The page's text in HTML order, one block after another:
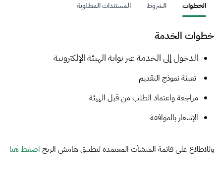
الخطوات الشروط المستندات المطلوبة
خطوات الخدمة
​​​​​​​​​​​​​​​​​الدخول إلى الخدمة عبر بوابة الهيئة الإلكترونية
تعبئة نموذج التقديم
مراجعة واعتماد الطلب من قبل الهيئة
الإشعار بالموافقة
وللاطلاع على قائمة المنشآت المعتمدة لتطبيق هامش الربح اضغط هنا​​